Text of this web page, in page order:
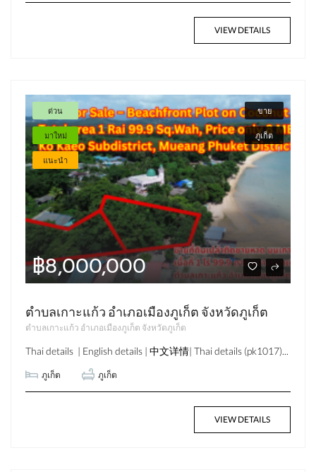
VIEW DETAILS
ด่วน
มาใหม่
แนะนำ
ขาย
ภูเก็ต
฿8,000,000
ตำบลเกาะแก้ว อำเภอเมืองภูเก็ต จังหวัดภูเก็ต
ตำบลเกาะแก้ว อำเภอเมืองภูเก็ต จังหวัดภูเก็ต
Thai details | English details | 中文详情| Thai details (pk1017)...
ภูเก็ต ภูเก็ต
VIEW DETAILS